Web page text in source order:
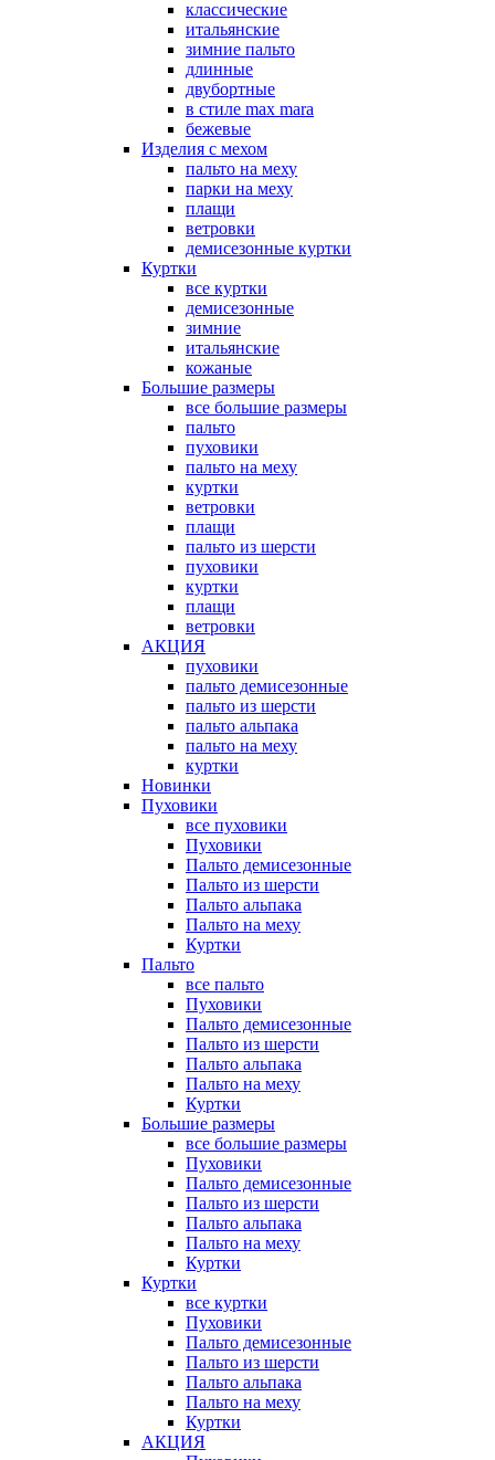
классические
итальянские
зимние пальто
длинные
двубортные
в стиле max mara
бежевые
Изделия с мехом
пальто на меху
парки на меху
плащи
ветровки
демисезонные куртки
Куртки
все куртки
демисезонные
зимние
итальянские
кожаные
Большие размеры
все большие размеры
пальто
пуховики
пальто на меху
куртки
ветровки
плащи
пальто из шерсти
пуховики
куртки
плащи
ветровки
АКЦИЯ
пуховики
пальто демисезонные
пальто из шерсти
пальто альпака
пальто на меху
куртки
Новинки
Пуховики
все пуховики
Пуховики
Пальто демисезонные
Пальто из шерсти
Пальто альпака
Пальто на меху
Куртки
Пальто
все пальто
Пуховики
Пальто демисезонные
Пальто из шерсти
Пальто альпака
Пальто на меху
Куртки
Большие размеры
все большие размеры
Пуховики
Пальто демисезонные
Пальто из шерсти
Пальто альпака
Пальто на меху
Куртки
Куртки
все куртки
Пуховики
Пальто демисезонные
Пальто из шерсти
Пальто альпака
Пальто на меху
Куртки
АКЦИЯ